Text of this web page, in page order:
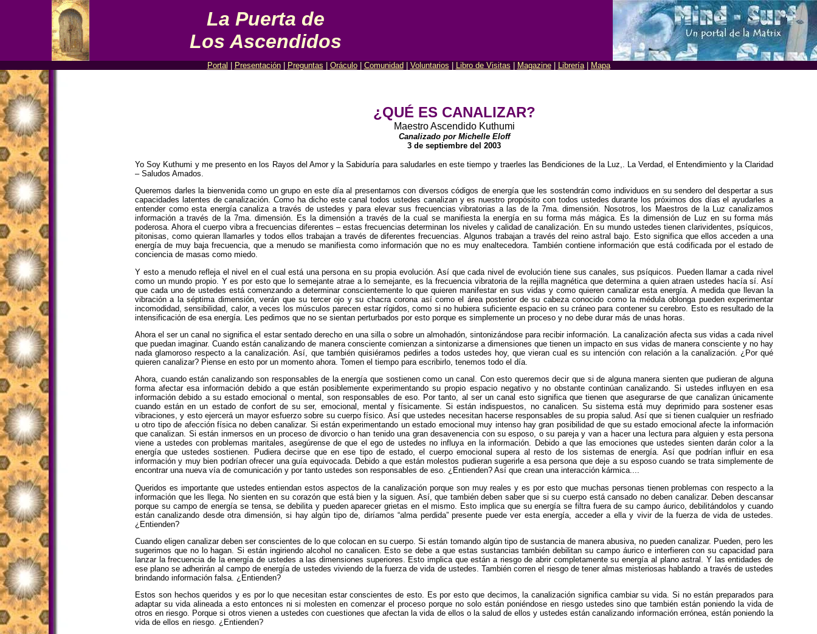
La Puerta de
Los Ascendidos
Portal Presentación| Preguntas Oráculo| Comunidad Voluntarios Libro de Visitas Magazine| Librería| Mapa
¿QUÉ ES CANALIZAR?
Maestro Ascendido Kuthumi
Canalizado por Michelle Eloff
3 de septiembre del 2003
Yo Soy Kuthumi y me presento en los Rayos del Amor y la Sabiduría para saludarles en este tiempo y traerles las Bendiciones de la Luz,. La Verdad, el Entendimiento y la Claridad
– Saludos Amados.
Queremos darles la bienvenida como un grupo en este día al presentarnos con diversos códigos de energía que les sostendrán como individuos en su sendero del despertar a sus
capacidades latentes de canalización. Como ha dicho este canal todos ustedes canalizan y es nuestro propósito con todos ustedes durante los próximos dos días el ayudarles a
entender como esta energía canaliza a través de ustedes y para elevar sus frecuencias vibratorias a las de la 7ma. dimensión. Nosotros, los Maestros de la Luz canalizamos
información a través de la 7ma. dimensión. Es la dimensión a través de la cual se manifiesta la energía en su forma más mágica. Es la dimensión de Luz en su forma más
poderosa. Ahora el cuerpo vibra a frecuencias diferentes – estas frecuencias determinan los niveles y calidad de canalización. En su mundo ustedes tienen clarividentes, psíquicos,
pitonisas, como quieran llamarles y todos ellos trabajan a través de diferentes frecuencias. Algunos trabajan a través del reino astral bajo. Esto significa que ellos acceden a una
energía de muy baja frecuencia, que a menudo se manifiesta como información que no es muy enaltecedora. También contiene información que está codificada por el estado de
conciencia de masas como miedo.
Y esto a menudo refleja el nivel en el cual está una persona en su propia evolución. Así que cada nivel de evolución tiene sus canales, sus psíquicos. Pueden llamar a cada nivel
como un mundo propio. Y es por esto que lo semejante atrae a lo semejante, es la frecuencia vibratoria de la rejilla magnética que determina a quien atraen ustedes hacía sí. Así
que cada uno de ustedes está comenzando a determinar conscientemente lo que quieren manifestar en sus vidas y como quieren canalizar esta energía. A medida que llevan la
vibración a la séptima dimensión, verán que su tercer ojo y su chacra corona así como el área posterior de su cabeza conocido como la médula oblonga pueden experimentar
incomodidad, sensibilidad, calor, a veces los músculos parecen estar rígidos, como si no hubiera suficiente espacio en su cráneo para contener su cerebro. Esto es resultado de la
intensificación de esa energía. Les pedimos que no se sientan perturbados por esto porque es simplemente un proceso y no debe durar más de unas horas.
Ahora el ser un canal no significa el estar sentado derecho en una silla o sobre un almohadón, sintonizándose para recibir información. La canalización afecta sus vidas a cada nivel
que puedan imaginar. Cuando están canalizando de manera consciente comienzan a sintonizarse a dimensiones que tienen un impacto en sus vidas de manera consciente y no hay
nada glamoroso respecto a la canalización. Así, que también quisiéramos pedirles a todos ustedes hoy, que vieran cual es su intención con relación a la canalización. ¿Por qué
quieren canalizar? Piense en esto por un momento ahora. Tomen el tiempo para escribirlo, tenemos todo el día.
Ahora, cuando están canalizando son responsables de la energía que sostienen como un canal. Con esto queremos decir que si de alguna manera sienten que pudieran de alguna
forma afectar esa información debido a que están posiblemente experimentando su propio espacio negativo y no obstante continúan canalizando. Si ustedes influyen en esa
información debido a su estado emocional o mental, son responsables de eso. Por tanto, al ser un canal esto significa que tienen que asegurarse de que canalizan únicamente
cuando están en un estado de confort de su ser, emocional, mental y físicamente. Si están indispuestos, no canalicen. Su sistema está muy deprimido para sostener esas
vibraciones, y esto ejercerá un mayor esfuerzo sobre su cuerpo físico. Así que ustedes necesitan hacerse responsables de su propia salud. Así que si tienen cualquier un resfriado
u otro tipo de afección física no deben canalizar. Si están experimentando un estado emocional muy intenso hay gran posibilidad de que su estado emocional afecte la información
que canalizan. Si están inmersos en un proceso de divorcio o han tenido una gran desavenencia con su esposo, o su pareja y van a hacer una lectura para alguien y esta persona
viene a ustedes con problemas maritales, asegúrense de que el ego de ustedes no influya en la información. Debido a que las emociones que ustedes sienten darán color a la
energía que ustedes sostienen. Pudiera decirse que en ese tipo de estado, el cuerpo emocional supera al resto de los sistemas de energía. Así que podrían influir en esa
información y muy bien podrían ofrecer una guía equivocada. Debido a que están molestos pudieran sugerirle a esa persona que deje a su esposo cuando se trata simplemente de
encontrar una nueva vía de comunicación y por tanto ustedes son responsables de eso. ¿Entienden? Así que crean una interacción kármica....
Queridos es importante que ustedes entiendan estos aspectos de la canalización porque son muy reales y es por esto que muchas personas tienen problemas con respecto a la
información que les llega. No sienten en su corazón que está bien y la siguen. Así, que también deben saber que si su cuerpo está cansado no deben canalizar. Deben descansar
porque su campo de energía se tensa, se debilita y pueden aparecer grietas en el mismo. Esto implica que su energía se filtra fuera de su campo áurico, debilitándolos y cuando
están canalizando desde otra dimensión, si hay algún tipo de, diríamos “alma perdida” presente puede ver esta energía, acceder a ella y vivir de la fuerza de vida de ustedes.
¿Entienden?
Cuando eligen canalizar deben ser conscientes de lo que colocan en su cuerpo. Si están tomando algún tipo de sustancia de manera abusiva, no pueden canalizar. Pueden, pero les
sugerimos que no lo hagan. Si están ingiriendo alcohol no canalicen. Esto se debe a que estas sustancias también debilitan su campo áurico e interfieren con su capacidad para
lanzar la frecuencia de la energía de ustedes a las dimensiones superiores. Esto implica que están a riesgo de abrir completamente su energía al plano astral. Y las entidades de
ese plano se adherirán al campo de energía de ustedes viviendo de la fuerza de vida de ustedes. También corren el riesgo de tener almas misteriosas hablando a través de ustedes
brindando información falsa. ¿Entienden?
Estos son hechos queridos y es por lo que necesitan estar conscientes de esto. Es por esto que decimos, la canalización significa cambiar su vida. Si no están preparados para
adaptar su vida alineada a esto entonces ni si molesten en comenzar el proceso porque no solo están poniéndose en riesgo ustedes sino que también están poniendo la vida de
otros en riesgo. Porque si otros vienen a ustedes con cuestiones que afectan la vida de ellos o la salud de ellos y ustedes están canalizando información errónea, están poniendo la
vida de ellos en riesgo. ¿Entienden?